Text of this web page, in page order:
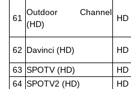
61
Outdoor Channel
(HD)
HD
62 Davinci (HD) HD
63 SPOTV (HD) HD
64 SPOTV2 (HD) HD